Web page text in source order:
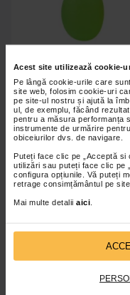
Acest site utilizează cookie-
Pe lângă cookie-urile care
site web, folosim cookie-uri
pe site-ul nostru și ajută la
ul, de exemplu, făcând
pentru a măsura performanța
instrumente de urmărire
obiceiurilor dvs. de navigare.
Puteți face clic pe „Acceptă
utilizări sau puteți face clic pe
configura opțiunile. Vă puteți
retrage consimțământul pe
Mai multe detalii aici
Minge reabilitarea mainii,
verde (mediu)
Indisponibil